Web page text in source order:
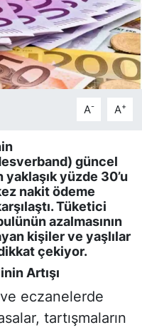
A- A+
güncel
yaklaşık yüzde 30’u
nakit ödeme
Tüketici
azalmasının
kişiler ve yaşlılar
çekiyor.
Artışı
eczanelerde
tartışmaların